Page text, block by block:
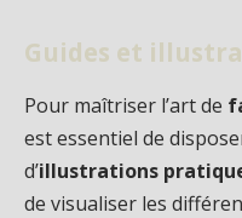
Guides et
Pour maîtriser l’art de
est essentiel de
d’illustrations
de visualiser les